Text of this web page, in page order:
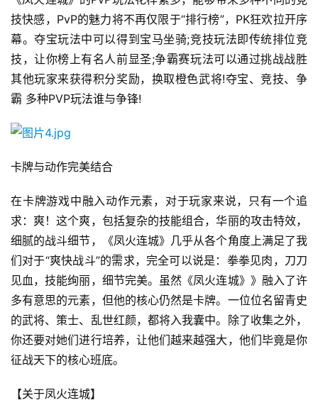
游
戏
单
机
游
闲
戏
2
0
2
5
第
十
三
届
茶
技快感，PvP的魅力将不再仅限于“排行榜”，PK狂欢拉开序
幕。夺宝玩法中可以得到宝马坐骑;竞技玩法即传统排位竞
技，让你榜上有名人前显圣;争霸赛玩法可以通过挑战战胜
其他玩家来获得积分奖励，换取橙色武将!夺宝、竞技、争
霸 多种PVP玩法谁与争锋!
卡牌与动作完美结合
在卡牌游戏中融入动作元素，对于玩家来说，只有一个追
求：爽！这个爽，包括复杂的技能组合，华丽的攻击特效，
细腻的战斗细节，《凤火连城》几乎从各个角度上满足了我
们对于“爽快战斗”的需求，完全可以说是：拳拳见肉，刀刀
见血，技能绚丽，细节完美。虽然《凤火连城》》融入了许
多有意思的元素，但他的核心仍然是卡牌。一位位名留青史
的武将、策士、乱世红颜，都将入我囊中。除了收集之外，
你还要对她们进行培养，让他们越来越强大，他们毕竟是你
征战天下的核心班底。
【关于凤火连城】